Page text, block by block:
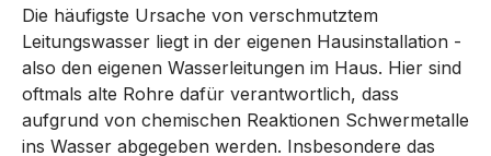
Die häufigste Ursache von verschmutztem
Leitungswasser liegt in der eigenen Hausinstallation -
also den eigenen Wasserleitungen im Haus. Hier sind
oftmals alte Rohre dafür verantwortlich, dass
aufgrund von chemischen Reaktionen Schwermetalle
ins Wasser abgegeben werden. Insbesondere das